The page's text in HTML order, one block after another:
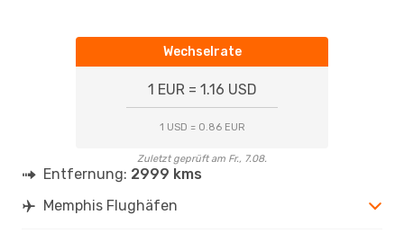
Wechselrate
1 EUR = 1.16 USD
1 USD = 0.86 EUR
Zuletzt geprüft am Fr., 7.08.
Entfernung: 2999 kms
Memphis Flughäfen